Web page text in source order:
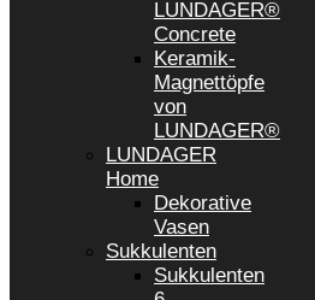
LUNDAGER®
Concrete
Keramik-
Magnettöpfe
von
LUNDAGER®
LUNDAGER
Home
Dekorative
Vasen
Sukkulenten
Sukkulenten